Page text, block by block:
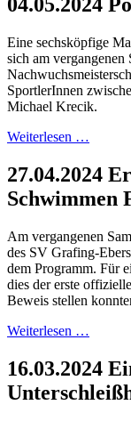
Eine sechsköpfige
sich am
SportlerInnen
Michael Krecik.
Weiterlesen …
27.04.2024
Schwimmen
Am vergangenen
des SV Grafing-
dem Programm. Für
dies der erste
Beweis stellen
Weiterlesen …
16.03.2024